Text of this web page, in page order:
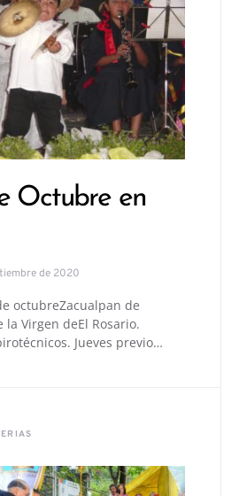
Octubre en
de 2020
octubreZacualpan de
la Virgen deEl Rosario.
Jueves previo…